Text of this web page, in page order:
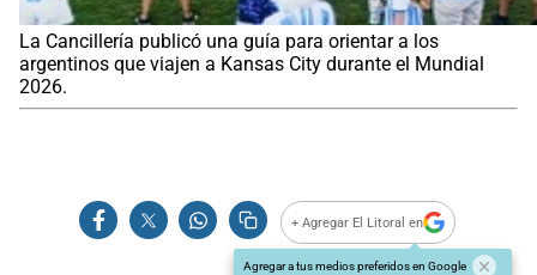
La Cancillería publicó una guía para orientar a los
argentinos que viajen a Kansas City durante el Mundial
2026.
+ Agregar El Litoral en
Agregar a tus medios preferidos en Google